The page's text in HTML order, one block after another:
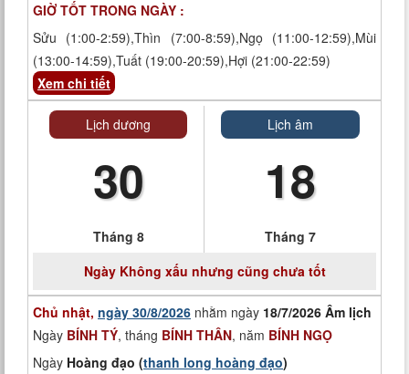
GIỜ TỐT TRONG NGÀY :
Sửu (1:00-2:59),Thìn (7:00-8:59),Ngọ (11:00-12:59),Mùi
(13:00-14:59),Tuất (19:00-20:59),Hợi (21:00-22:59)
Xem chi tiết
Lịch dương
30
Tháng 8
Lịch âm
18
Tháng 7
NgàyKhông xấu nhưng cũng chưa tốt
Chủ nhật, ngày 30/8/2026 nhằm ngày 18/7/2026 Âm lịch
Ngày BÍNH TÝ, tháng BÍNH THÂN, năm BÍNH NGỌ
Ngày Hoàng đạo (thanh long hoàng đạo)